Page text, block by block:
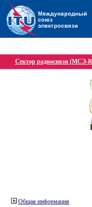
Сектор радиосвязи (МСЭ-
Общая информация